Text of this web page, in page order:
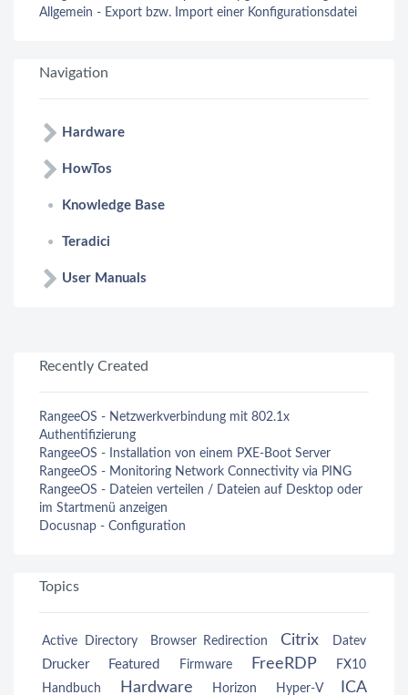
Allgemein - Export bzw. Import einer Konfigurationsdatei
Navigation
Hardware
HowTos
Knowledge Base
Teradici
User Manuals
Recently Created
RangeeOS - Netzwerkverbindung mit 802.1x
Authentifizierung
RangeeOS - Installation von einem PXE-Boot Server
RangeeOS - Monitoring Network Connectivity via PING
RangeeOS - Dateien verteilen / Dateien auf Desktop oder
im Startmenü anzeigen
Docusnap - Configuration
Topics
Active Directory Browser Redirection Citrix Datev
Drucker Featured Firmware FreeRDP
FX10
Handbuch
Hardware Horizon Hyper-V ICA